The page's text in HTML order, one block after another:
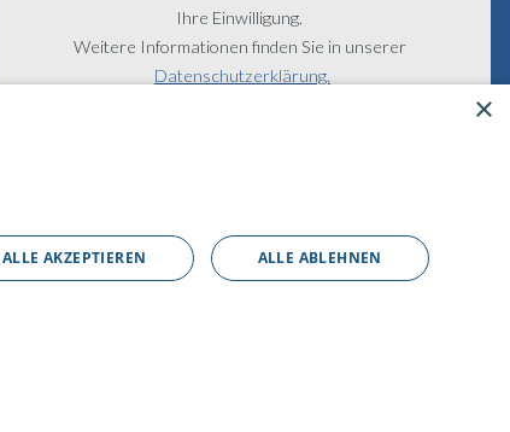
Ihre Einwilligung.
Weitere Informationen finden Sie in unserer
Datenschutzerklärung.
×
ALLE AKZEPTIEREN ALLE ABLEHNEN